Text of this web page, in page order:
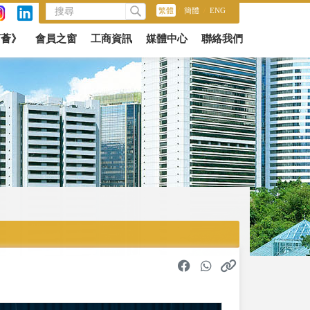
繁體 簡體 ENG
》 會員之窗 工商資訊 媒體中心 聯絡我們